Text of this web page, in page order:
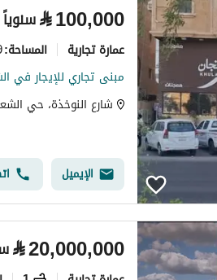
⃁100,000 سنوياً
عمارة تجارية المساحة:
مبنى تجاري للإيجار في
شارع النوخذة، حي
الإيميل
⃁20,000,000